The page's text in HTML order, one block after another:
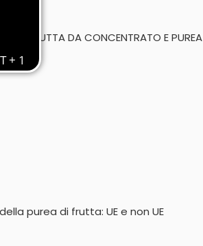
DI FRUTTA DA CONCENTRATO E
purea di frutta: UE e non UE